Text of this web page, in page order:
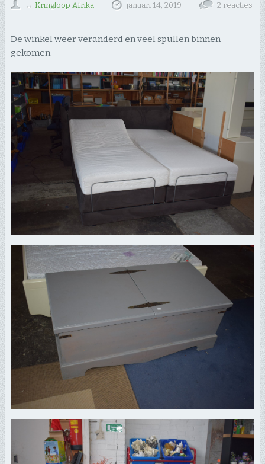
↔ Kringloop Afrika januari 14, 2019 2 reacties
De winkel weer veranderd en veel spullen binnen
gekomen.